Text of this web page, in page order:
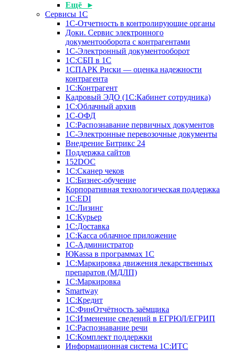
Ещё ▸
Сервисы 1С
1С-Отчетность в контролирующие органы
Доки. Сервис электронного
документооборота с контрагентами
1С-Электронный документооборот
1С:СБП в 1С
1СПАРК Риски — оценка надежности
контрагента
1С:Контрагент
Кадровый ЭДО (1С:Кабинет сотрудника)
1С:Облачный архив
1С-ОФД
1С:Распознавание первичных документов
1С-Электронные перевозочные документы
Внедрение Битрикс 24
Поддержка сайтов
152DOC
1С:Сканер чеков
1С:Бизнес-обучение
Корпоративная технологическая поддержка
1С:ЕDI
1С:Лизинг
1С:Курьер
1С:Доставка
1С:Касса облачное приложение
1С-Администратор
ЮКаssа в программах 1С
1С:Маркировка движения лекарственных
препаратов (МДЛП)
1С:Маркировка
Smartway
1С:Кредит
1С:ФинОтчётность заёмщика
1С:Изменение сведений в ЕГРЮЛ/ЕГРИП
1С:Распознавание речи
1С:Комплект поддержки
Информационная система 1С:ИТС